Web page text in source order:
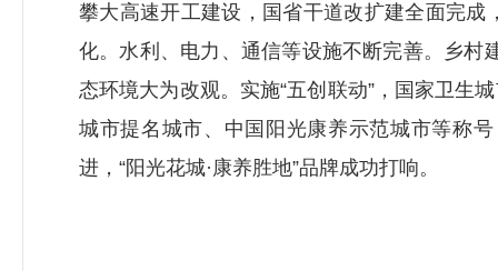
攀大高速开工建设，国省干道改扩建全面完
化。水利、电力、通信等设施不断完善。乡村
态环境大为改观。实施“五创联动”，国家卫生
城市提名城市、中国阳光康养示范城市等称
进，“阳光花城·康养胜地”品牌成功打响。